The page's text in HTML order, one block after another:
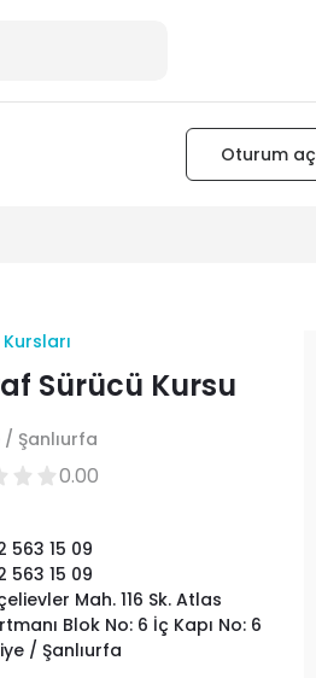
Oturum aç
Sürücü Kursu
/ Şanlıurfa
0.00
563 15 09
563 15 09
Mah. 116 Sk. Atlas
Blok No: 6 İç Kapı No: 6
/ Şanlıurfa